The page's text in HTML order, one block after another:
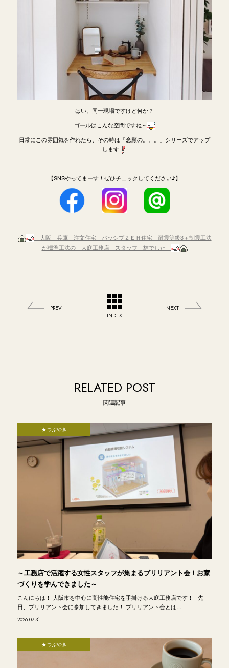
はい、同一現場ですけど何か？
ゴールはこんな空間ですね～
日常にこの雰囲気を作れたら、その時は「念願の。。。」シリーズでアップ
します
【SNSやってまーす！ぜひチェックしてください♪】
大阪 兵庫 注文住宅 パッシブＺＥＨ住宅 耐震等級3＋制震工法
が標準工法の 大庭工務店 スタッフ 林でした
PREV
INDEX
NEXT
RELATED POST
関連記事
★つぶやき
～工務店で活躍する女性スタッフが集まるブリリアント会！お家
づくりを学んできました～
こんにちは！ 大阪市を中心に高性能住宅を手掛ける大庭工務店です！ 先
日、ブリリアント会に参加してきました！ ブリリアント会とは…
2026.07.31
★つぶやき